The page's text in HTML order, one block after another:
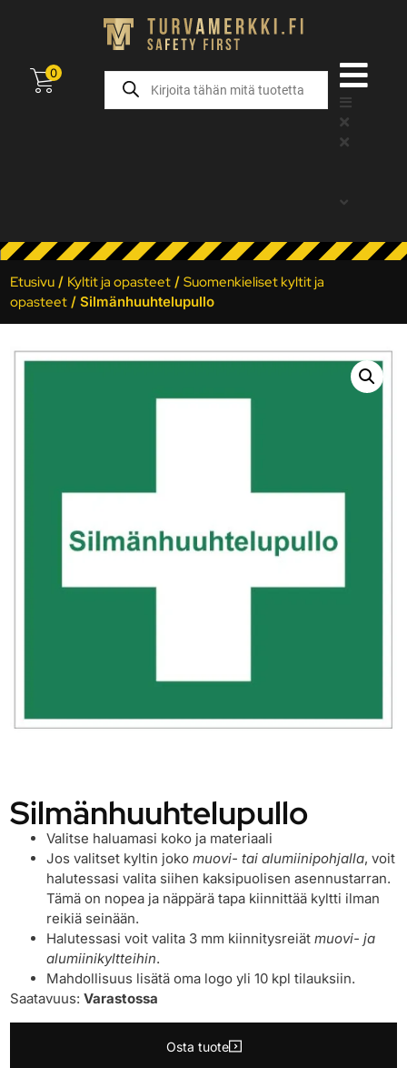
0
Etusivu / Kyltit ja opasteet /Suomenkieliset kyltit ja
opasteet / Silmänhuuhtelupullo
Silmänhuuhtelupullo
Valitse haluamasi koko ja materiaali
Jos valitset kyltin jokomuovi- tai alumiinipohjalla, voit
halutessasi valita siihen kaksipuolisen asennustarran.
Tämä on nopea ja näppärä tapa kiinnittää kyltti ilman
reikiä seinään.
Halutessasi voit valita 3 mm kiinnitysreiätmuovi- ja
alumiinikyltteihin.
Mahdollisuus lisätä oma logo yli 10 kpl tilauksiin.
Saatavuus:Varastossa
Osta tuote